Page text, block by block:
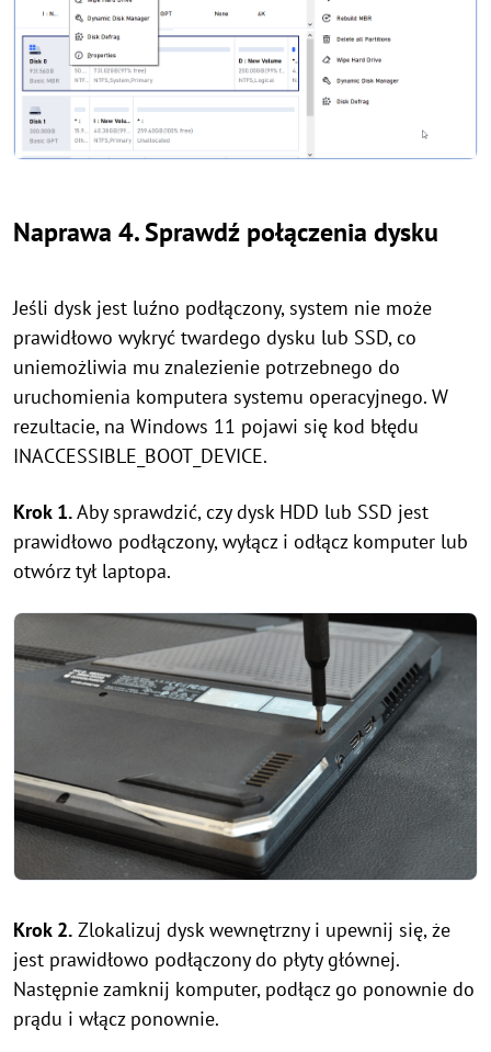
Naprawa 4. Sprawdź połączenia dysku
Jeśli dysk jest luźno podłączony, system nie może
prawidłowo wykryć twardego dysku lub SSD, co
uniemożliwia mu znalezienie potrzebnego do
uruchomienia komputera systemu operacyjnego. W
rezultacie, na Windows 11 pojawi się kod błędu
INACCESSIBLE_BOOT_DEVICE.
Krok 1.Aby sprawdzić, czy dysk HDD lub SSD jest
prawidłowo podłączony, wyłącz i odłącz komputer lub
otwórz tył laptopa.
Krok 2. Zlokalizuj dysk wewnętrzny i upewnij się, że
jest prawidłowo podłączony do płyty głównej.
Następnie zamknij komputer, podłącz go ponownie do
prądu i włącz ponownie.